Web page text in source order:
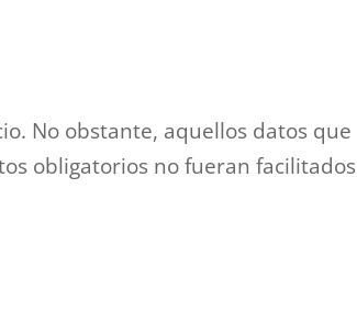
No obstante, aquellos datos que
obligatorios no fueran facilitados